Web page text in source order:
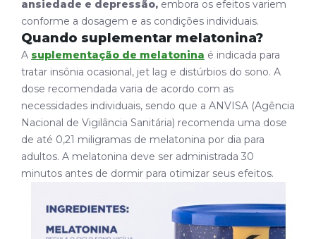
ansiedade e depressão, embora os efeitos variem
conforme a dosagem e as condições individuais.
Quando suplementar melatonina?
A suplementação de melatonina é indicada para
tratar insônia ocasional, jet lag e distúrbios do sono. A
dose recomendada varia de acordo com as
necessidades individuais, sendo que a ANVISA (Agência
Nacional de Vigilância Sanitária) recomenda uma dose
de até 0,21 miligramas de melatonina por dia para
adultos. A melatonina deve ser administrada 30
minutos antes de dormir para otimizar seus efeitos.